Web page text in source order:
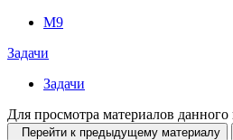
М9
Задачи
Задачи
Для просмотра материалов данного
Перейти к предыдущему материалу